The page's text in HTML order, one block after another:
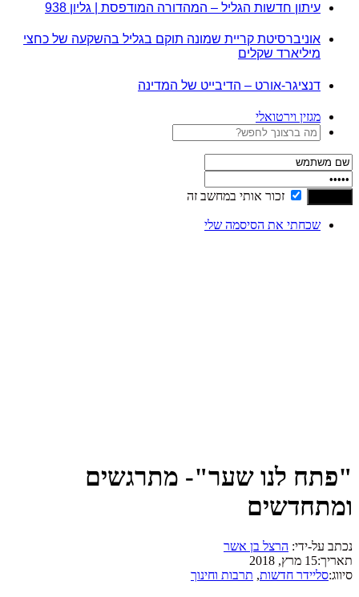
עיתון חדשות הגליל – המהדורה המודפסת | גליון 938
אוניברסיטת קריית שמונה תוקם בגליל בהשקעה של כחצי
מיליארד שקלים
דנציגר-אורט – הדיבייט של המדינה
מגזין וירטואלי
זכור אותי במחשב זה
שכחתי את הסיסמה שלי
"פתח לנו שער"- מתרגשים
ומתחדשים
נכתב על-ידי: הרצל בן אשר
תאריך:15 מרץ, 2018
סיווג:סליידר חדשות, תרבות וחינוך